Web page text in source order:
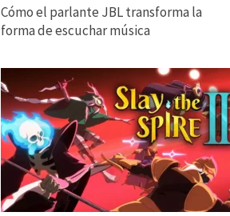
Cómo el parlante JBL transforma la
forma de escuchar música